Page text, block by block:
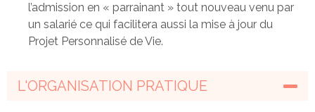
l’admission en « parrainant » tout nouveau venu par
un salarié ce qui facilitera aussi la mise à jour du
Projet Personnalisé de Vie.
L'ORGANISATION PRATIQUE